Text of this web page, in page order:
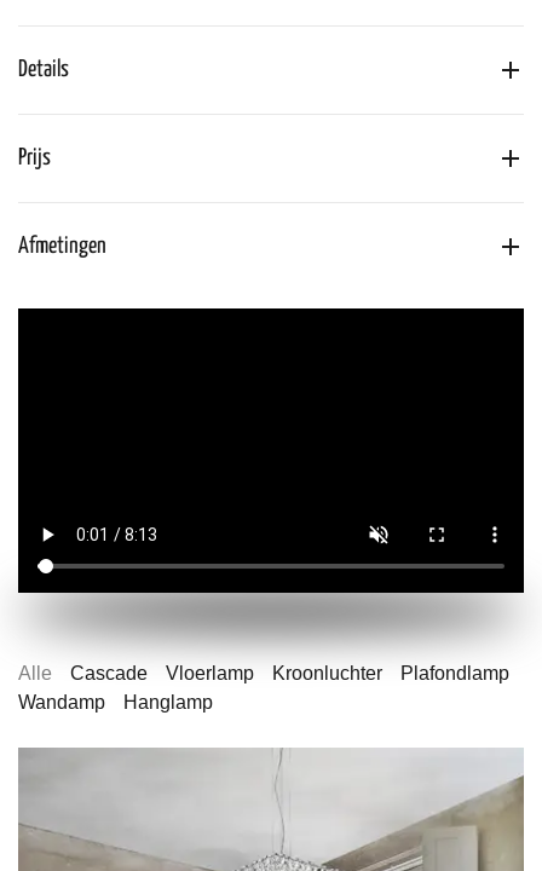
Details
Prijs
Afmetingen
Alle Cascade Vloerlamp Kroonluchter
Plafondlamp
Wandamp
Hanglamp